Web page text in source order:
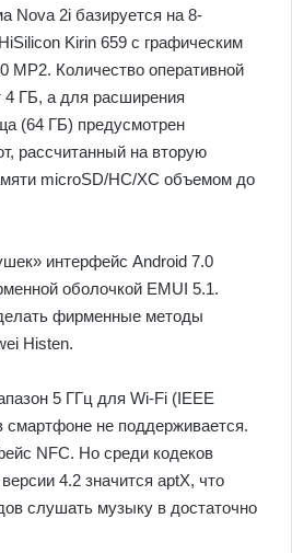
Nova 2i базируется на 8-
Kirin 659 с графическим
MP2. Количество оперативной
4 ГБ, а для расширения
(64 ГБ) предусмотрен
рассчитанный на вторую
microSD/HC/XC объемом до
интерфейс Android 7.0
оболочкой EMUI 5.1.
фирменные методы
Histen.
5 ГГц для Wi-Fi (IEEE
смартфоне не поддерживается.
NFC. Но среди кодеков
4.2 значится aptX, что
слушать музыку в достаточно